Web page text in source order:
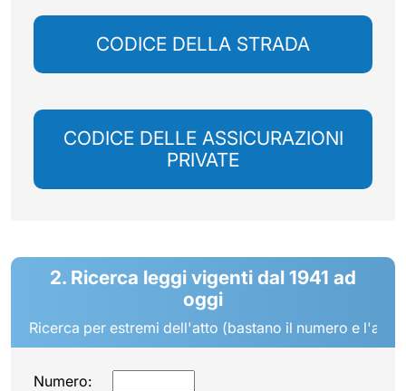
CODICE DELLA STRADA
CODICE DELLE ASSICURAZIONI
PRIVATE
2. Ricerca leggi vigenti dal 1941 ad
oggi
Ricerca per estremi dell'atto (bastano il numero e
Numero: